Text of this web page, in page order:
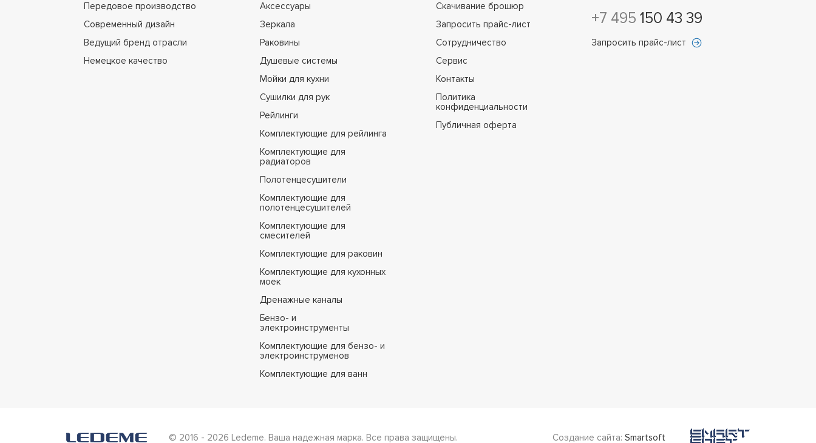
Передовое производство
Современный дизайн
Ведущий бренд отрасли
Немецкое качество
Аксессуары
Зеркала
Раковины
Душевые системы
Мойки для кухни
Сушилки для рук
Рейлинги
Комплектующие для рейлинга
Комплектующие для
радиаторов
Полотенцесушители
Комплектующие для
полотенцесушителей
Комплектующие для
смесителей
Комплектующие для раковин
Комплектующие для кухонных
моек
Дренажные каналы
Бензо- и
электроинструменты
Комплектующие для бензо- и
электроинструменов
Комплектующие для ванн
Скачивание брошюр
Запросить прайс-лист
Сотрудничество
Сервис
Контакты
Политика
конфиденциальности
Публичная оферта
+7 495 150 43 39
Запросить прайс-лист
© 2016 - 2026 Ledeme. Ваша надежная марка. Все права защищены. Создание сайта: Smartsoft